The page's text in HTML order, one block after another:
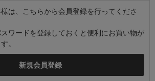
は、こちらから会員登録を行ってくださ
ワードを登録しておくと便利にお買い物が
。